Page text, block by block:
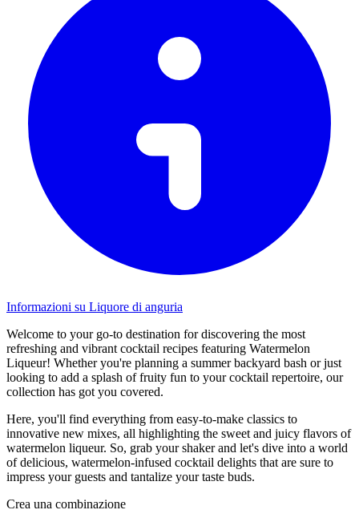
Informazioni su Liquore di anguria
Welcome to your go-to destination for discovering the most
refreshing and vibrant cocktail recipes featuring Watermelon
Liqueur! Whether you're planning a summer backyard bash or just
looking to add a splash of fruity fun to your cocktail repertoire, our
collection has got you covered.
Here, you'll find everything from easy-to-make classics to
innovative new mixes, all highlighting the sweet and juicy flavors of
watermelon liqueur. So, grab your shaker and let's dive into a world
of delicious, watermelon-infused cocktail delights that are sure to
impress your guests and tantalize your taste buds.
Crea una combinazione